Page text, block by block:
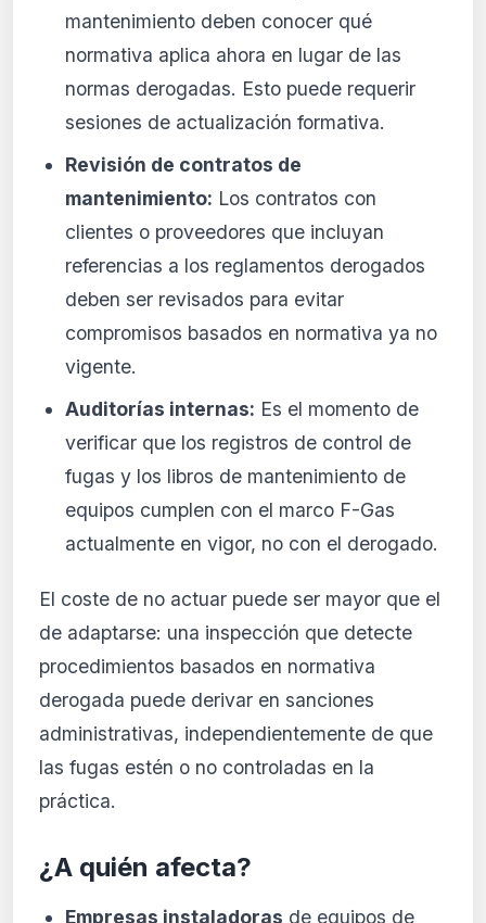
mantenimiento deben conocer qué
normativa aplica ahora en lugar de las
normas derogadas. Esto puede requerir
sesiones de actualización formativa.
Revisión de contratos de
mantenimiento: Los contratos con
clientes o proveedores que incluyan
referencias a los reglamentos derogados
deben ser revisados para evitar
compromisos basados en normativa ya no
vigente.
Auditorías internas: Es el momento de
verificar que los registros de control de
fugas y los libros de mantenimiento de
equipos cumplen con el marco F-Gas
actualmente en vigor, no con el derogado.
El coste de no actuar puede ser mayor que el
de adaptarse: una inspección que detecte
procedimientos basados en normativa
derogada puede derivar en sanciones
administrativas, independientemente de que
las fugas estén o no controladas en la
práctica.
¿A quién afecta?
Empresas instaladoras de equipos de